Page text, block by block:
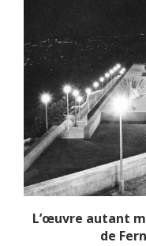
L’œuvre autant
de